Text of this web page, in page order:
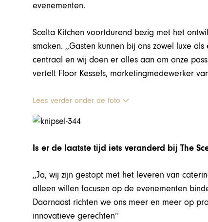
evenementen.
Scelta Kitchen voortdurend bezig met het
smaken. ,,Gasten kunnen bij ons zowel luxe
centraal en wij doen er alles aan om onze
vertelt Floor Kessels, marketingmedewerker
Lees verder onder de foto
Is er de laatste tijd iets veranderd bij The
,,Ja, wij zijn gestopt met het leveren van
alleen willen focusen op de evenementen
Daarnaast richten we ons meer en meer op
innovatieve gerechten’’